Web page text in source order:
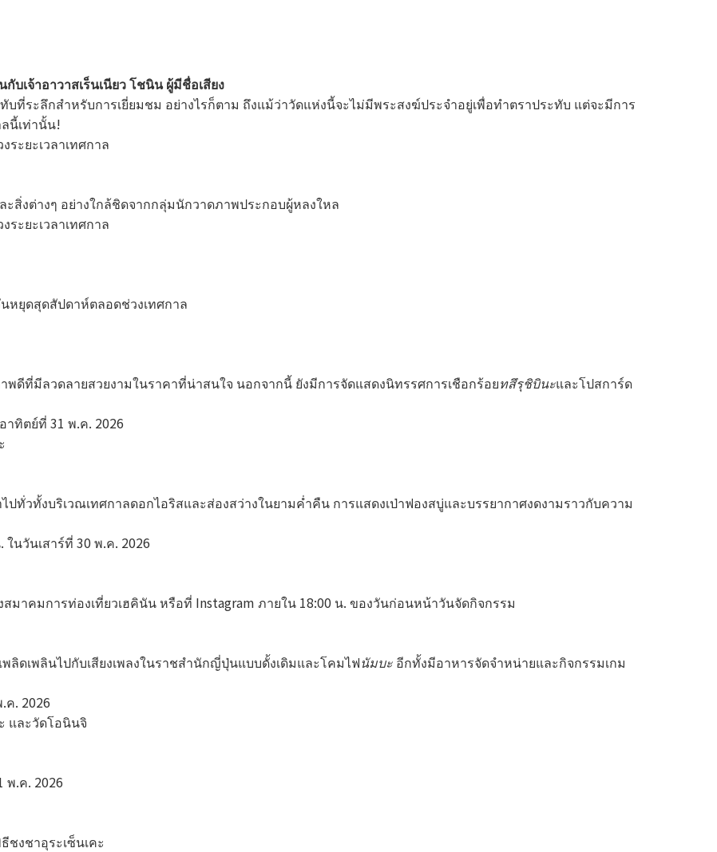
เจ้าอาวาสเร็นเนียว โชนิน ผู้มีชื่อเสียง
ที่ระลึกสำหรับการเยี่ยมชม อย่างไรก็ตาม ถึงแม้ว่าวัดแห่งนี้จะไม่มีพระสงฆ์ประจำอยู่เพื่อทำตราประทับ แต่จะมีการ
นี้เท่านั้น!
ระยะเวลาเทศกาล
งต่างๆ อย่างใกล้ชิดจากกลุ่มนักวาดภาพประกอบผู้หลงใหล
ระยะเวลาเทศกาล
หยุดสุดสัปดาห์ตลอดช่วงเทศกาล
ดีที่มีลวดลายสวยงามในราคาที่น่าสนใจ นอกจากนี้ ยังมีการจัดแสดงนิทรรศการเชือกร้อยทสึรุชิบินะและโปสการ์ด
าทิตย์ที่ 31 พ.ค. 2026
ทั่วทั้งบริเวณเทศกาลดอกไอริสและส่องสว่างในยามค่ำคืน การแสดงเป่าฟองสบู่และบรรยากาศงดงามราวกับความ
นวันเสาร์ที่ 30 พ.ค. 2026
มาคมการท่องเที่ยวเฮคินัน หรือที่ Instagram ภายใน 18:00 น. ของวันก่อนหน้าวันจัดกิจกรรม
ลิดเพลินไปกับเสียงเพลงในราชสำนักญี่ปุ่นแบบดั้งเดิมและโคมไฟนัมบะ อีกทั้งมีอาหารจัดจำหน่ายและกิจกรรมเกม
ค. 2026
และวัดโอนินจิ
พ.ค. 2026
ชงชาอุระเซ็นเคะ